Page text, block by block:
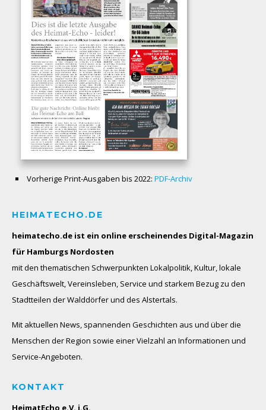
Vorherige Print-Ausgaben bis 2022: PDF-Archiv
HEIMATECHO.DE
heimatecho.de ist ein online erscheinendes Digital-Magazin
für Hamburgs Nordosten
mit den thematischen Schwerpunkten Lokalpolitik, Kultur, lokale
Geschäftswelt, Vereinsleben, Service und starkem Bezug zu den
Stadtteilen der Walddörfer und des Alstertals.
Mit aktuellen News, spannenden Geschichten aus und über die
Menschen der Region sowie einer Vielzahl an Informationen und
Service-Angeboten.
KONTAKT
HeimatEcho e.V. i.G.